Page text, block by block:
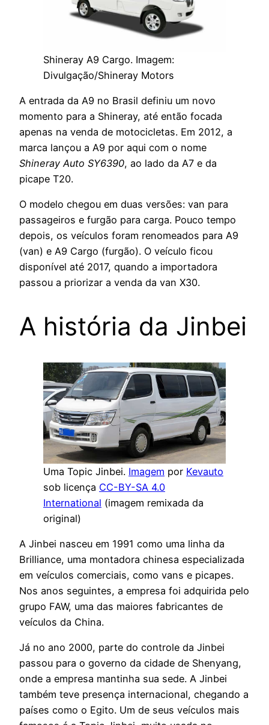
Shineray A9 Cargo. Imagem:
Divulgação/Shineray Motors
A entrada da A9 no Brasil definiu um novo
momento para a Shineray, até então focada
apenas na venda de motocicletas. Em 2012, a
marca lançou a A9 por aqui com o nome
Shineray Auto SY6390, ao lado da A7 e da
picape T20.
O modelo chegou em duas versões: van para
passageiros e furgão para carga. Pouco tempo
depois, os veículos foram renomeados para A9
(van) e A9 Cargo (furgão). O veículo ficou
disponível até 2017, quando a importadora
passou a priorizar a venda da van X30.
A história da Jinbei
Uma Topic Jinbei. Imagem por Kevauto
sob licença CC-BY-SA 4.0
International (imagem remixada da
original)
A Jinbei nasceu em 1991 como uma linha da
Brilliance, uma montadora chinesa especializada
em veículos comerciais, como vans e picapes.
Nos anos seguintes, a empresa foi adquirida pelo
grupo FAW, uma das maiores fabricantes de
veículos da China.
Já no ano 2000, parte do controle da Jinbei
passou para o governo da cidade de Shenyang,
onde a empresa mantinha sua sede. A Jinbei
também teve presença internacional, chegando a
países como o Egito. Um de seus veículos mais